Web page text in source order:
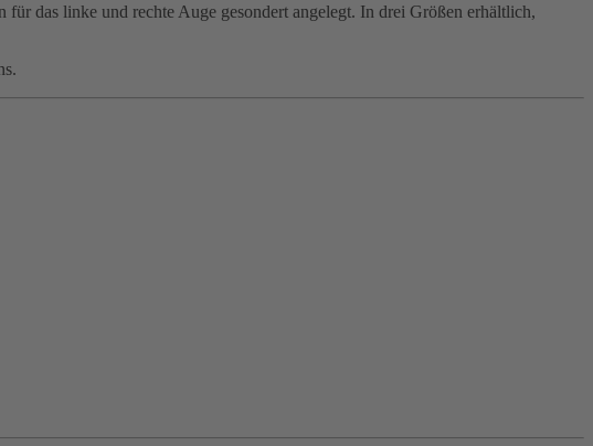
das linke und rechte Auge gesondert angelegt. In drei Größen erhältlich,